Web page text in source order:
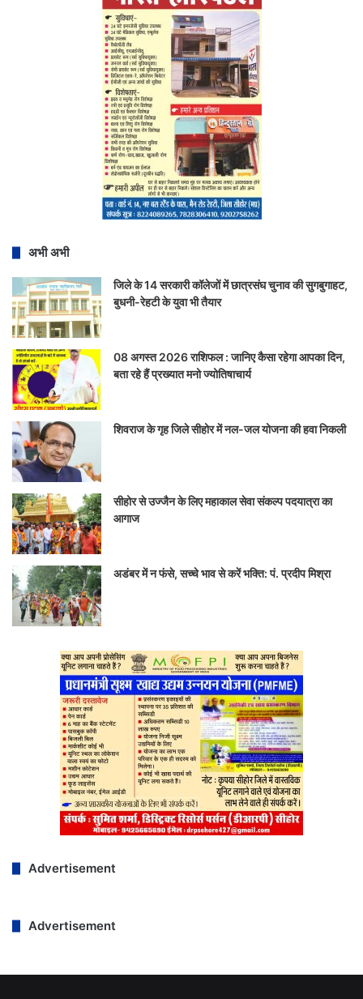
अभी अभी
जिले के 14 सरकारी कॉलेजों में छात्रसंघ चुनाव की सुगबुगाहट,
बुधनी-रेहटी के युवा भी तैयार
08 अगस्त 2026 राशिफल : जानिए कैसा रहेगा आपका दिन,
बता रहे हैं प्रख्यात मनो ज्योतिषाचार्य
शिवराज के गृह जिले सीहोर में नल-जल योजना की हवा निकली
सीहोर से उज्जैन के लिए महाकाल सेवा संकल्प पदयात्रा का
आगाज
अडंबर में न फंसे, सच्चे भाव से करें भक्ति: पं. प्रदीप मिश्रा
Advertisement
Advertisement